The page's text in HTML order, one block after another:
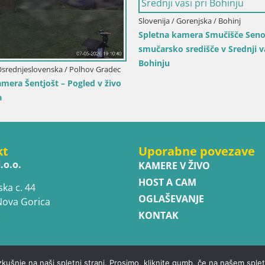
Terenten
–
Italija / Trentinsko - Zgornje Poadižje / Rio
Pusteria-Mühlbach
Spletna kamera Gitschlift / sedežnica
Italija /
Bruneck
c. 44
Gorica
Uporabne povezave
KAMERE V ŽIVO
HOST A CAM
OGLAŠEVANJE
KONTAK
na naši spletni strani. Prosimo, kliknite gumb, če na našem